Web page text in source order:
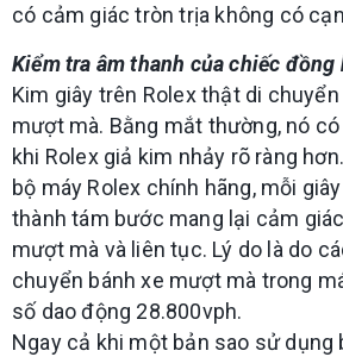
có cảm giác tròn trịa không có
Kiểm tra âm thanh của chiếc đồng
Kim giây trên Rolex thật di
mượt mà. Bằng mắt thường, nó
khi Rolex giả kim nhảy rõ ràng
bộ máy Rolex chính hãng, mỗi
thành tám bước mang lại cảm
mượt mà và liên tục. Lý do là do
chuyển bánh xe mượt mà trong
số dao động 28.800vph.
Ngay cả khi một bản sao sử dụng